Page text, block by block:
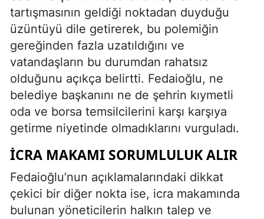
tartışmasının geldiği noktadan duyduğu
üzüntüyü dile getirerek, bu polemiğin
gereğinden fazla uzatıldığını ve
vatandaşların bu durumdan rahatsız
olduğunu açıkça belirtti. Fedaioğlu, ne
belediye başkanını ne de şehrin kıymetli
oda ve borsa temsilcilerini karşı karşıya
getirme niyetinde olmadıklarını vurguladı.
İCRA MAKAMI SORUMLULUK ALIR
Fedaioğlu’nun açıklamalarındaki dikkat
çekici bir diğer nokta ise, icra makamında
bulunan yöneticilerin halkın talep ve